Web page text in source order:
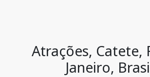
Atrações, Catete,
Janeiro,